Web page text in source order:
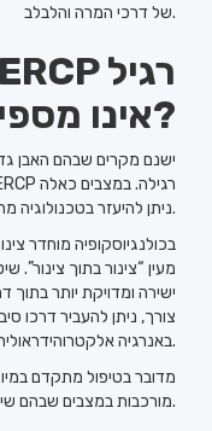
של דרכי המרה והלבלב.
אינו מספיק?
ישנם מקרים שבהם האבן
ניתן להיעזר בטכנולוגיה מתקדמת הנקראת כולנגיוסקופיה.
בכולנגיוסקופיה מוחדר
ישירה ומדויקת יותר
צורך, ניתן להעביר דרכו
באנרגיה אלקטרוהידראולית, עד שניתן להוציאה בחלקים קטנים יותר.
מדובר בטיפול מתקדם
מורכבות במצבים שבהם שיטות רגילות אינן מספקות מענה.